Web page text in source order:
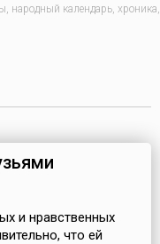
календарь,
и нравственных
что ей